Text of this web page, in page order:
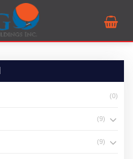
(0)
(9)
(9)